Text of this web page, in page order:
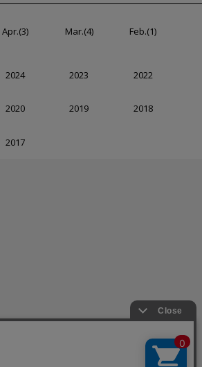
Apr.(3) Mar.(4) Feb.(1)
2024 2023 2022
2020 2019 2018
2017